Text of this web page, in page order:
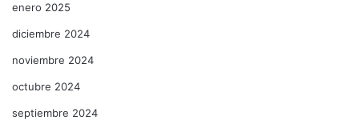
enero 2025
diciembre 2024
noviembre 2024
octubre 2024
septiembre 2024